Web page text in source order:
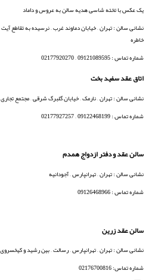
یک عکس با تخته شاسی هدیه سالن به عروس و داماد
خاطره
شماره تماس : 09121089595 – 02177920270
اتاق عقد سفید بخت
نشانی سالن : تهران – نارمک – خیابان گلبرگ شرقی – مجتمع تجاری
شماره تماس : 09122468199 – 02177927257
سالن عقد و دفتر ازدواج همدم
نشانی سالن : تهران – تهرانپارس – آجودانیه
شماره تماس : 09126468966
سالن عقد زرین
نشانی سالن : تهران – تهرانپارس – رسالت – بین رشید و
شماره تماس: 02176700816